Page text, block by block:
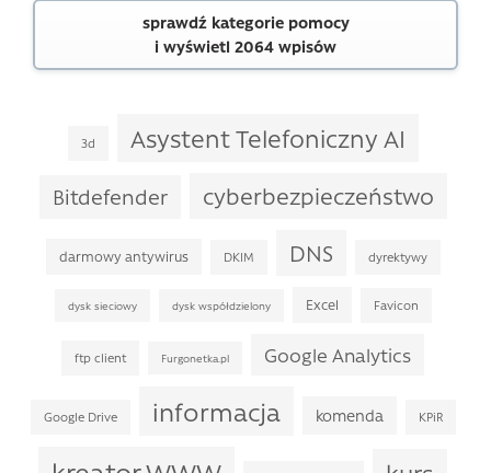
sprawdź kategorie pomocy
i wyświetl 2064 wpisów
3d Asystent Telefoniczny AI
Bitdefender cyberbezpieczeństwo
darmowy antywirus DKIM DNS dyrektywy
dysk sieciowy dysk współdzielony Excel Favicon
ftp client Furgonetka.pl Google Analytics
Google Drive informacja komenda KPiR